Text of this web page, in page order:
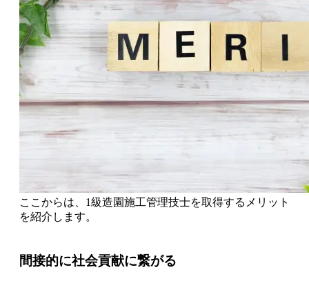
ここからは、1級造園施工管理技士を取得するメリット
を紹介します。
間接的に社会貢献に繋がる